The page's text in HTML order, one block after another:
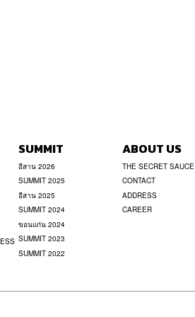
SUMMIT
อีสาน 2026
SUMMIT 2025
อีสาน 2025
SUMMIT 2024
ขอนแก่น 2024
SUMMIT 2023
SUMMIT 2022
ABOUT US
THE SECRET SAUCE
CONTACT
ADDRESS
CAREER